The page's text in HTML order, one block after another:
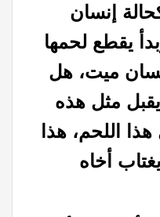
إنسان
يقطع لحمها
ميت، هل
مثل هذه
اللحم، هذا
أخاه